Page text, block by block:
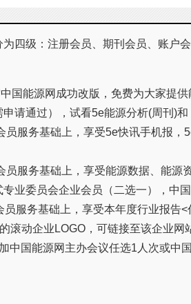
为四级：注册会员、期刊会员、账户
能源网成功改版，免费为大家提供
请通过），试看5e能源分析(周刊)
服务基础上，享受5e快讯手机报，
服务基础上，享受能源数据、能源
业委员会企业会员（二选一），中
服务基础上，享受本年度行业报告<
滚动企业LOGO，可链接至该企业
中国能源网主办会议任选1人次或中